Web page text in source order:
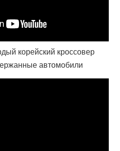
корейский кроссовер
автомобили